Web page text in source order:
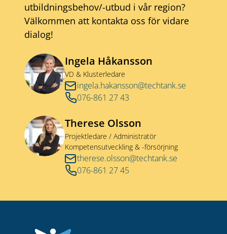
utbildningsbehov/-utbud i vår region?
Välkommen att kontakta oss för vidare
dialog!
Ingela Håkansson
VD & Klusterledare
ingela.hakansson@techtank.se
076-861 27 43
Therese Olsson
Projektledare / Administratör
Kompetensutveckling & -försörjning
therese.olsson@techtank.se
076-861 27 45